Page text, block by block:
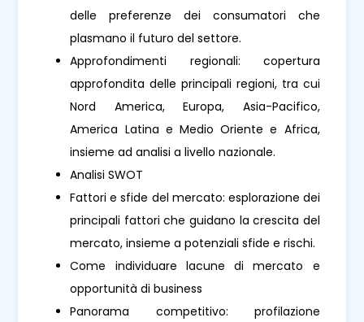
delle preferenze dei consumatori che
plasmano il futuro del settore.
Approfondimenti regionali: copertura
approfondita delle principali regioni, tra cui
Nord America, Europa, Asia-Pacifico,
America Latina e Medio Oriente e Africa,
insieme ad analisi a livello nazionale.
Analisi SWOT
Fattori e sfide del mercato: esplorazione dei
principali fattori che guidano la crescita del
mercato, insieme a potenziali sfide e rischi.
Come individuare lacune di mercato e
opportunità di business
Panorama competitivo: profilazione